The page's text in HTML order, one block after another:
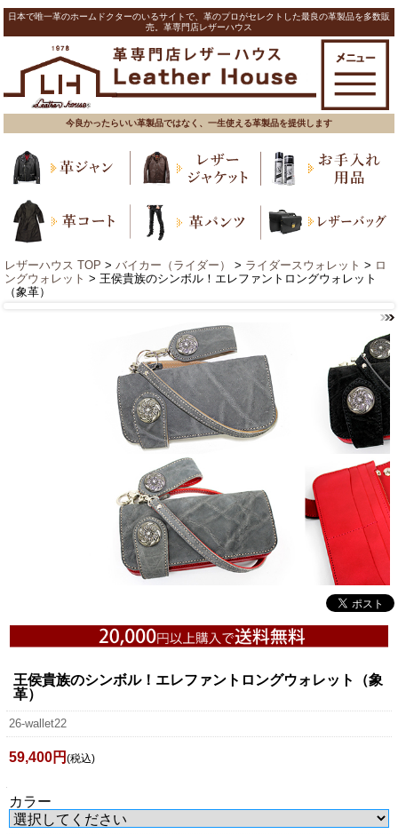
日本で唯一革のホームドクターのいるサイトで、革のプロがセレクトした最良の革製品を多数販
売。革専門店レザーハウス
今良かったらいい革製品ではなく、一生使える革製品を提供します
レザーハウス TOP > バイカー（ライダー） > ライダースウォレット > ロ
ングウォレット > 王侯貴族のシンボル！エレファントロングウォレット
（象革）
王侯貴族のシンボル！エレファントロングウォレット（象
革）
26-wallet22
59,400円 (税込)
カラー